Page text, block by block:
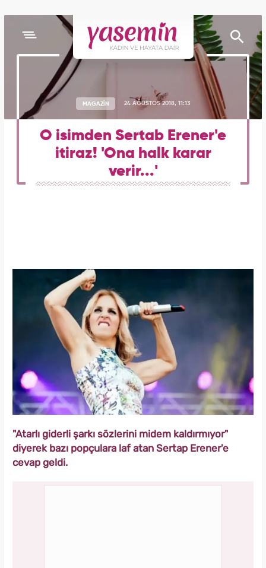
MAGAZİN 24 AĞUSTOS 2018, 11:13
O isimden Sertab Erener'e
itiraz! 'Ona halk karar
verir...'
"Atarlı giderli şarkı sözlerini midem kaldırmıyor"
diyerek bazı popçulara laf atan Sertap Erener'e
cevap geldi.